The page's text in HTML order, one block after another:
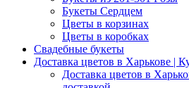
Букеты Сердцем
Цветы в корзинах
Цветы в коробках
Свадебные букеты
Доставка цветов в Харькове |
Доставка цветов в